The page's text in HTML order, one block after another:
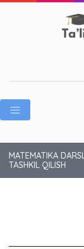
MATEMATIKA
TASHKIL QILISH